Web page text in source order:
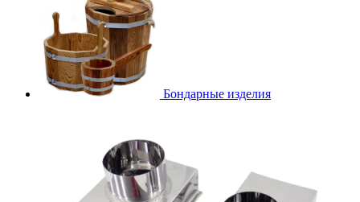
Бондарные изделия